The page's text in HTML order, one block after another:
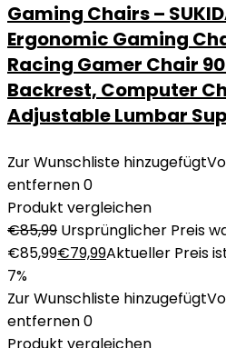
Gaming Chairs –
Ergonomic Gaming
Racing Gamer Chair
Backrest, Computer
Adjustable Lumbar
Zur Wunschliste hinzugefügt
entfernen0
Produkt vergleichen
€85,99 Ursprünglicher Preis
€85,99€79,99Aktueller Preis
7%
Zur Wunschliste hinzugefügt
entfernen0